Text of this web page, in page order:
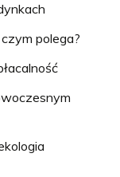
polega?